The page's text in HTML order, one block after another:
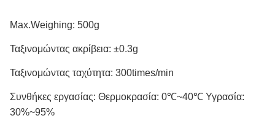
Max.Weighing: 500g
Ταξινομώντας ακρίβεια: ±0.3g
Ταξινομώντας ταχύτητα: 300times/min
Συνθήκες εργασίας: Θερμοκρασία: 0℃~40℃ Υγρασία:
30%~95%